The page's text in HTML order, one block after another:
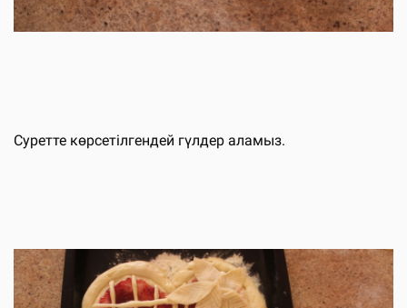
Суретте көрсетілгендей гүлдер аламыз.